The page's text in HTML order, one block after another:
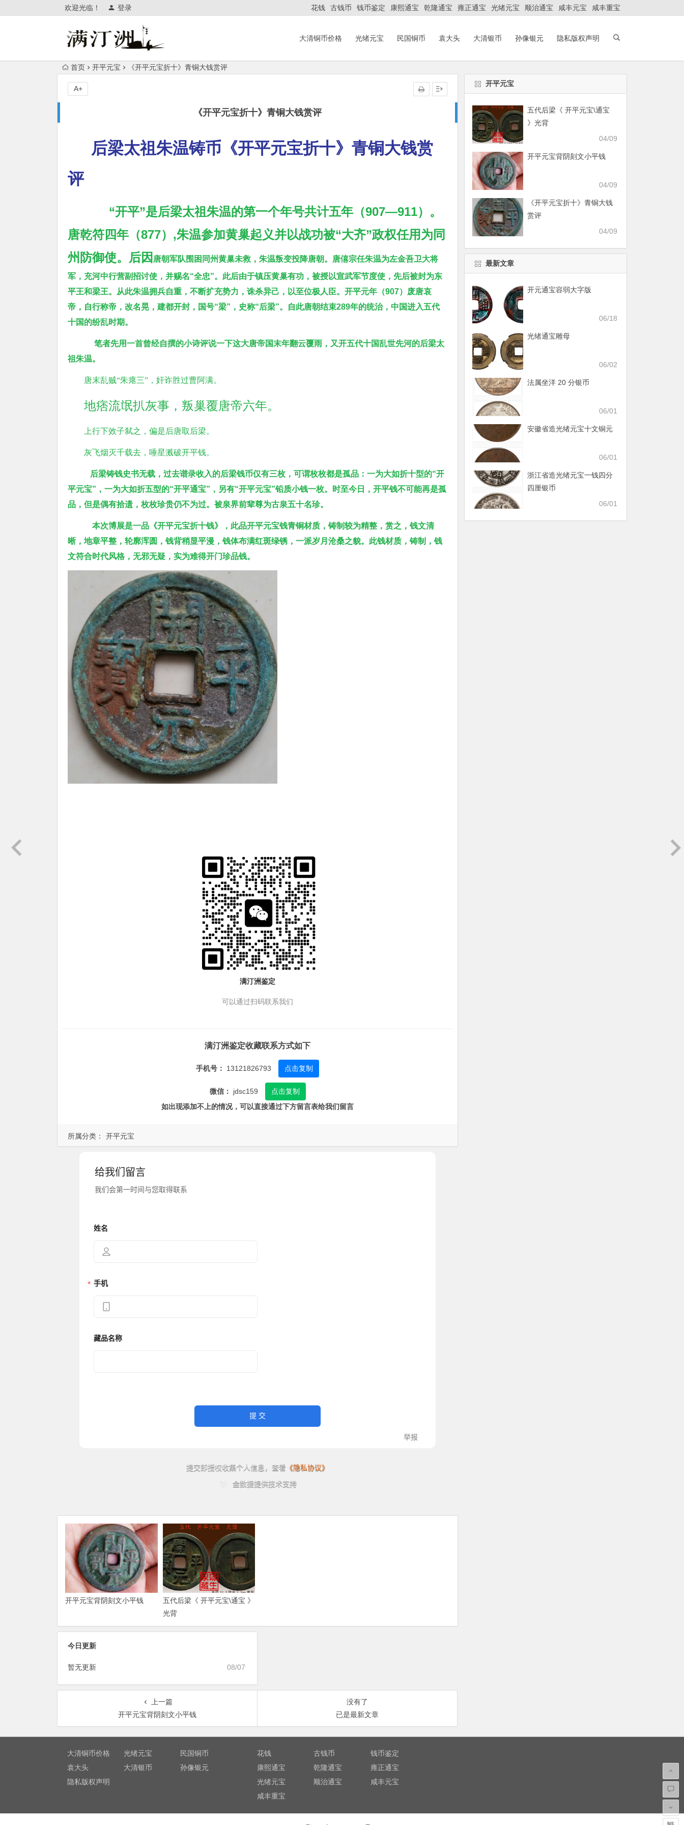
欢迎光临！ 登录 花钱 古钱币 钱币鉴定 康熙通宝 乾隆通宝 雍正通宝 光绪元宝 顺治通宝 咸丰元宝 咸丰重宝
大清铜币价格 光绪元宝 民国铜币 袁大头 大清银币 孙像银元 隐私版权声明
首页 开平元宝 《开平元宝折十》青铜大钱赏评
《开平元宝折十》青铜大钱赏评
A+
所属分类： 开平元宝
后梁太祖朱温铸币《开平元宝折十》青铜大钱赏
评
“开平”是后梁太祖朱温的第一个年号共计五年（907—911）。
唐乾符四年（877）,朱温参加黄巢起义并以战功被“大齐”政权任用为同
州防御使。后因 唐朝军队围困同州黄巢未救，朱温叛变投降唐朝。唐僖宗任朱温为左金吾卫大将
军，充河中行营副招讨使，并赐名“全忠”。此后由于镇压黄巢有功，被授以宣武军节度使，先后被封为东
平王和梁王。从此朱温拥兵自重，不断扩充势力，诛杀异己，以至位极人臣。开平元年（907）废唐哀
帝，自行称帝，改名晃，建都开封，国号“梁”，史称“后梁”。自此唐朝结束289年的统治，中国进入五代
十国的纷乱时期。
笔者先用一首曾经自撰的小诗评说一下这大唐帝国末年翻云覆雨，又开五代十国乱世先河的后梁太
祖朱温。
唐末乱贼“朱瘪三”，奸诈胜过曹阿满。
地痞流氓扒灰事，叛巢覆唐帝六年。
上行下效子弑之，偏是后唐取后梁。
灰飞烟灭千载去，唾星溅破开平钱。
后梁铸钱史书无载，过去谱录收入的后梁钱币仅有三枚，可谓枚枚都是孤品：一为大如折十型的“开
平元宝”，一为大如折五型的“开平通宝”，另有“开平元宝”铅质小钱一枚。时至今日，开平钱不可能再是孤
品，但是偶有拾遗，枚枚珍贵仍不为过。被泉界前辈尊为古泉五十名珍。
本次博展是一品《开平元宝折十钱》，此品开平元宝钱青铜材质，铸制较为精整，赏之，钱文清
晰，地章平整，轮廓浑圆，钱背稍显平漫，钱体布满红斑绿锈，一派岁月沧桑之貌。此钱材质，铸制，钱
文符合时代风格，无邪无疑，实为难得开门珍品钱。
满汀洲鉴定
可以通过扫码联系我们
满汀洲鉴定收藏联系方式如下
手机号： 13121826793 点击复制
微信： jdsc159
点击复制
如出现添加不上的情况，可以直接通过下方留言表给我们留言
开平元宝背阴刻文小平钱
五代后梁《 开平元宝\通宝 》
光背
今日更新
08/07
暂无更新
上一篇
开平元宝背阴刻文小平钱
没有了
已是最新文章
开平元宝
五代后梁《 开平元宝\通宝
》光背
04/09
开平元宝背阴刻文小平钱
04/09
《开平元宝折十》青铜大钱
赏评
04/09
最新文章
开元通宝容弱大字版
06/18
光绪通宝雕母
06/02
法属坐洋 20 分银币
06/01
安徽省造光绪元宝十文铜元
06/01
浙江省造光绪元宝一钱四分
四厘银币
06/01
大清铜币价格 光绪元宝
民国铜币
袁大头
大清银币
孙像银元
隐私版权声明
花钱 古钱币
钱币鉴定
康熙通宝
乾隆通宝
雍正通宝
光绪元宝
顺治通宝
咸丰元宝
咸丰重宝